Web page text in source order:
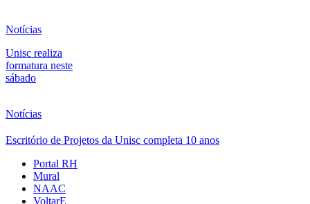
Notícias
Unisc realiza
formatura neste
sábado
Notícias
Escritório de Projetos da Unisc completa 10 anos
Portal RH
Mural
NAAC
VoltarE